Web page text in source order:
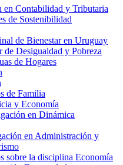
en Contabilidad y Tributaria
de Sostenibilidad
de Bienestar en Uruguay
Desigualdad y Pobreza
de Hogares
de Familia
y Economía
en Dinámica
en Administración y
sobre la disciplina Economía